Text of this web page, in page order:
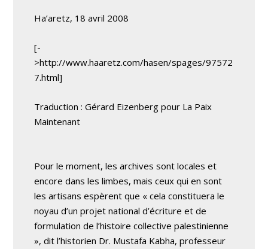
Ha’aretz, 18 avril 2008
[-
>http://www.haaretz.com/hasen/spages/97572
7.html]
Traduction : Gérard Eizenberg pour La Paix
Maintenant
Pour le moment, les archives sont locales et
encore dans les limbes, mais ceux qui en sont
les artisans espèrent que « cela constituera le
noyau d’un projet national d’écriture et de
formulation de l’histoire collective palestinienne
», dit l’historien Dr. Mustafa Kabha, professeur